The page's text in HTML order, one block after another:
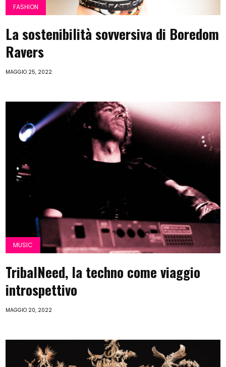
FASHION
La sostenibilità sovversiva di Boredom
Ravers
MAGGIO 25, 2022
MUSIC
TribalNeed, la techno come viaggio
introspettivo
MAGGIO 20, 2022